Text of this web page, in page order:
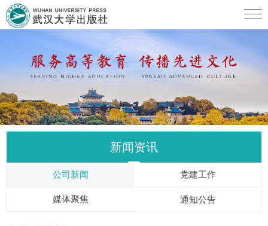
新闻资讯
公司新闻 党建工作
媒体聚焦 通知公告